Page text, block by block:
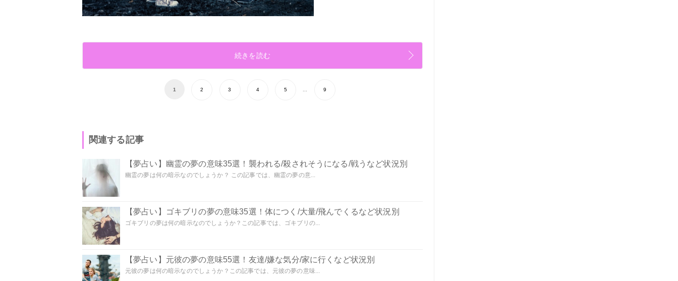
続きを読む
1 2 3 4 5 9
関連する記事
【夢占い】幽霊の夢の意味35選！襲われる/殺されそうになる/戦うなど状況別
幽霊の夢は何の暗示なのでしょうか？ この記事では、幽霊の夢の意...
【夢占い】ゴキブリの夢の意味35選！体につく/大量/飛んでくるなど状況別
ゴキブリの夢は何の暗示なのでしょうか？この記事では、ゴキブリの...
【夢占い】元彼の夢の意味55選！友達/嫌な気分/家に行くなど状況別
元彼の夢は何の暗示なのでしょうか？この記事では、元彼の夢の意味...